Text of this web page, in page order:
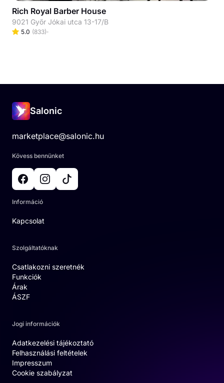
Rich Royal Barber House
9021 Győr Jókai utca 13-17/B
5.0 (833)
Salonic
marketplace@salonic.hu
Kövess bennünket
Információ
Kapcsolat
Szolgáltatóknak
Csatlakozni szeretnék
Funkciók
Árak
ÁSZF
Jogi információk
Adatkezelési tájékoztató
Felhasználási feltételek
Impresszum
Cookie szabályzat